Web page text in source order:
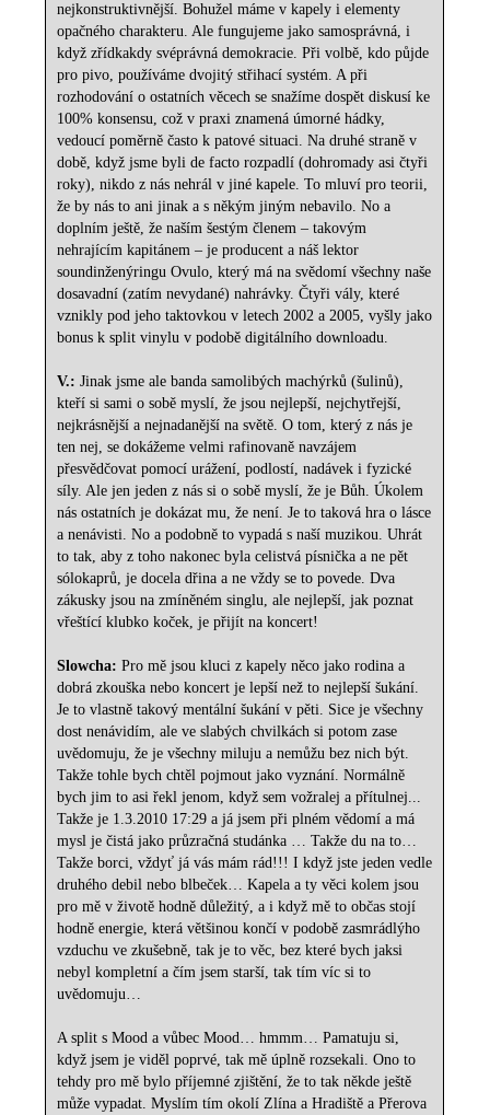
nejkonstruktivnější. Bohužel máme v kapely i elementy
opačného charakteru. Ale fungujeme jako samosprávná, i
když zřídkakdy svéprávná demokracie. Při volbě, kdo půjde
pro pivo, používáme dvojitý střihací systém. A při
rozhodování o ostatních věcech se snažíme dospět diskusí ke
100% konsensu, což v praxi znamená úmorné hádky,
vedoucí poměrně často k patové situaci. Na druhé straně v
době, když jsme byli de facto rozpadlí (dohromady asi čtyři
roky), nikdo z nás nehrál v jiné kapele. To mluví pro teorii,
že by nás to ani jinak a s někým jiným nebavilo. No a
doplním ještě, že naším šestým členem – takovým
nehrajícím kapitánem – je producent a náš lektor
soundinženýringu Ovulo, který má na svědomí všechny naše
dosavadní (zatím nevydané) nahrávky. Čtyři vály, které
vznikly pod jeho taktovkou v letech 2002 a 2005, vyšly jako
bonus k split vinylu v podobě digitálního downloadu.
V.: Jinak jsme ale banda samolibých machýrků (šulinů),
kteří si sami o sobě myslí, že jsou nejlepší, nejchytřejší,
nejkrásnější a nejnadanější na světě. O tom, který z nás je
ten nej, se dokážeme velmi rafinovaně navzájem
přesvědčovat pomocí urážení, podlostí, nadávek i fyzické
síly. Ale jen jeden z nás si o sobě myslí, že je Bůh. Úkolem
nás ostatních je dokázat mu, že není. Je to taková hra o lásce
a nenávisti. No a podobně to vypadá s naší muzikou. Uhrát
to tak, aby z toho nakonec byla celistvá písnička a ne pět
sólokaprů, je docela dřina a ne vždy se to povede. Dva
zákusky jsou na zmíněném singlu, ale nejlepší, jak poznat
vřeštící klubko koček, je přijít na koncert!
Slowcha: Pro mě jsou kluci z kapely něco jako rodina a
dobrá zkouška nebo koncert je lepší než to nejlepší šukání.
Je to vlastně takový mentální šukání v pěti. Sice je všechny
dost nenávidím, ale ve slabých chvilkách si potom zase
uvědomuju, že je všechny miluju a nemůžu bez nich být.
Takže tohle bych chtěl pojmout jako vyznání. Normálně
bych jim to asi řekl jenom, když sem vožralej a přítulnej...
Takže je 1.3.2010 17:29 a já jsem při plném vědomí a má
mysl je čistá jako průzračná studánka … Takže du na to…
Takže borci, vždyť já vás mám rád!!! I když jste jeden vedle
druhého debil nebo blbeček… Kapela a ty věci kolem jsou
pro mě v životě hodně důležitý, a i když mě to občas stojí
hodně energie, která většinou končí v podobě zasmrádlýho
vzduchu ve zkušebně, tak je to věc, bez které bych jaksi
nebyl kompletní a čím jsem starší, tak tím víc si to
uvědomuju…
A split s Mood a vůbec Mood… hmmm… Pamatuju si,
když jsem je viděl poprvé, tak mě úplně rozsekali. Ono to
tehdy pro mě bylo příjemné zjištění, že to tak někde ještě
může vypadat. Myslím tím okolí Zlína a Hradiště a Přerova